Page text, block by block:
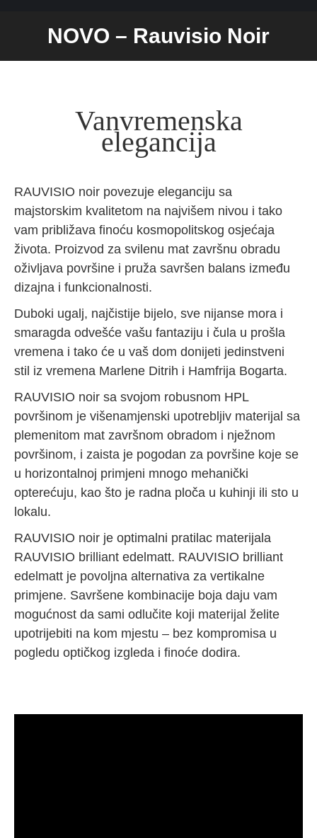
NOVO – Rauvisio Noir
You are here:
Vanvremenska
elegancija
RAUVISIO noir povezuje eleganciju sa
majstorskim kvalitetom na najvišem nivou i tako
vam približava finoću kosmopolitskog osjećaja
života. Proizvod za svilenu mat završnu obradu
oživljava površine i pruža savršen balans između
dizajna i funkcionalnosti.
Duboki ugalj, najčistije bijelo, sve nijanse mora i
smaragda odvešće vašu fantaziju i čula u prošla
vremena i tako će u vaš dom donijeti jedinstveni
stil iz vremena Marlene Ditrih i Hamfrija Bogarta.
RAUVISIO noir sa svojom robusnom HPL
površinom je višenamjenski upotrebljiv materijal sa
plemenitom mat završnom obradom i nježnom
površinom, i zaista je pogodan za površine koje se
u horizontalnoj primjeni mnogo mehanički
opterećuju, kao što je radna ploča u kuhinji ili sto u
lokalu.
RAUVISIO noir je optimalni pratilac materijala
RAUVISIO brilliant edelmatt. RAUVISIO brilliant
edelmatt je povoljna alternativa za vertikalne
primjene. Savršene kombinacije boja daju vam
mogućnost da sami odlučite koji materijal želite
upotrijebiti na kom mjestu – bez kompromisa u
pogledu optičkog izgleda i finoće dodira.